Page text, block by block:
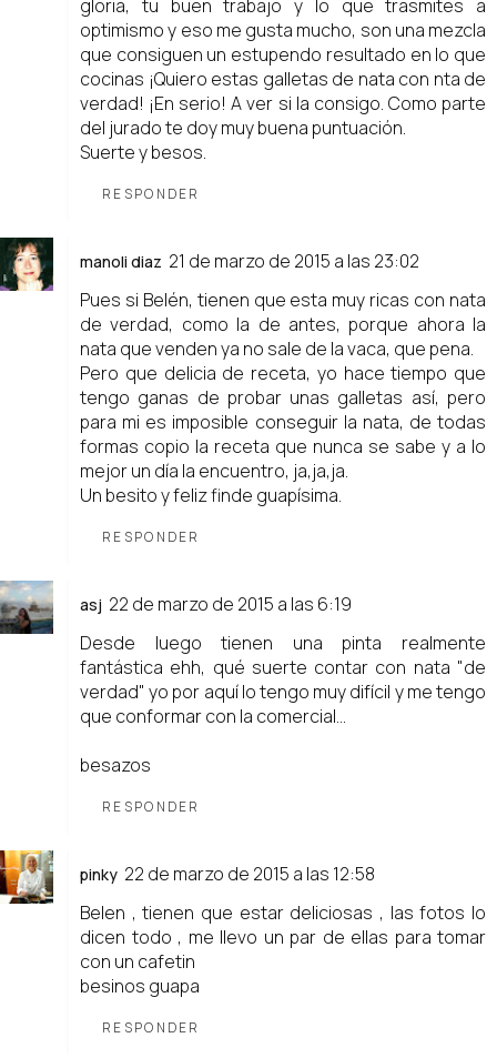
gloria, tu buen trabajo y lo que trasmites a
optimismo y eso me gusta mucho, son una mezcla
que consiguen un estupendo resultado en lo que
cocinas ¡Quiero estas galletas de nata con nta de
verdad! ¡En serio! A ver si la consigo. Como parte
del jurado te doy muy buena puntuación.
Suerte y besos.
RESPONDER
manoli diaz 21 de marzo de 2015 a las 23:02
Pues si Belén, tienen que esta muy ricas con nata
de verdad, como la de antes, porque ahora la
nata que venden ya no sale de la vaca, que pena.
Pero que delicia de receta, yo hace tiempo que
tengo ganas de probar unas galletas así, pero
para mi es imposible conseguir la nata, de todas
formas copio la receta que nunca se sabe y a lo
mejor un día la encuentro, ja,ja,ja.
Un besito y feliz finde guapísima.
RESPONDER
asj 22 de marzo de 2015 a las 6:19
Desde luego tienen una pinta realmente
fantástica ehh, qué suerte contar con nata "de
verdad" yo por aquí lo tengo muy difícil y me tengo
que conformar con la comercial...
besazos
RESPONDER
pinky 22 de marzo de 2015 a las 12:58
Belen , tienen que estar deliciosas , las fotos lo
dicen todo , me llevo un par de ellas para tomar
con un cafetin
besinos guapa
RESPONDER